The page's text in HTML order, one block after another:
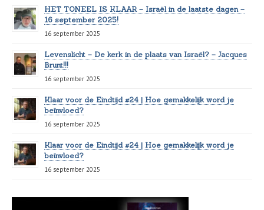
HET TONEEL IS KLAAR – Israël in de laatste dagen –
16 september 2025!
16 september 2025
Levenslicht – De kerk in de plaats van Israël? – Jacques
Brunt!!!
16 september 2025
Klaar voor de Eindtijd #24 | Hoe gemakkelijk word je
beïnvloed?
16 september 2025
Klaar voor de Eindtijd #24 | Hoe gemakkelijk word je
beïnvloed?
16 september 2025